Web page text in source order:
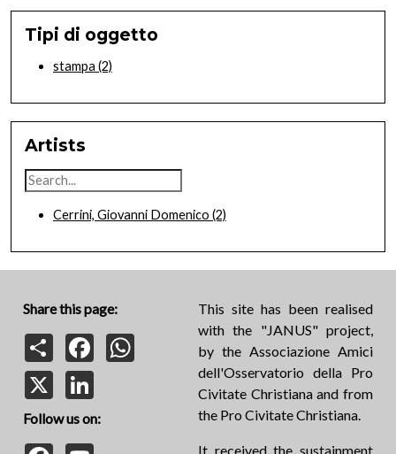
Tipi di oggetto
stampa (2)
Artists
Cerrini, Giovanni Domenico (2)
Share this page:
Share
Facebook
Follow us on:
Facebook
This site has been realised
with the "JANUS" project,
by the Associazione Amici
dell'Osservatorio della Pro
Civitate Christiana and from
the Pro Civitate Christiana.
It received the sustainment